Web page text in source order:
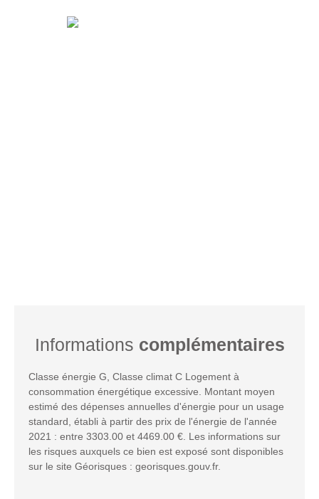
Informations complémentaires
Classe énergie G, Classe climat C Logement à
consommation énergétique excessive. Montant moyen
estimé des dépenses annuelles d'énergie pour un usage
standard, établi à partir des prix de l'énergie de l'année
2021 : entre 3303.00 et 4469.00 €. Les informations sur
les risques auxquels ce bien est exposé sont disponibles
sur le site Géorisques : georisques.gouv.fr.